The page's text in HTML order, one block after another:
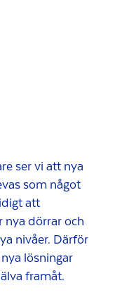
ser vi att nya
som något
att
dörrar och
nivåer. Därför
lösningar
framåt.